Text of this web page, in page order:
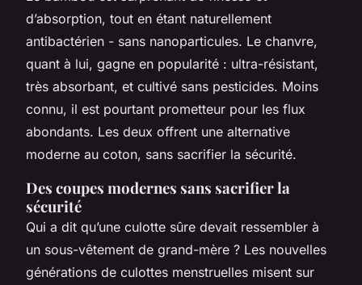
d’absorption, tout en étant naturellement
antibactérien - sans nanoparticules. Le chanvre,
quant à lui, gagne en popularité : ultra-résistant,
très absorbant, et cultivé sans pesticides. Moins
connu, il est pourtant prometteur pour les flux
abondants. Les deux offrent une alternative
moderne au coton, sans sacrifier la sécurité.
Des coupes modernes sans sacrifier la
sécurité
Qui a dit qu’une culotte sûre devait ressembler à
un sous-vêtement de grand-mère ? Les nouvelles
générations de culottes menstruelles misent sur